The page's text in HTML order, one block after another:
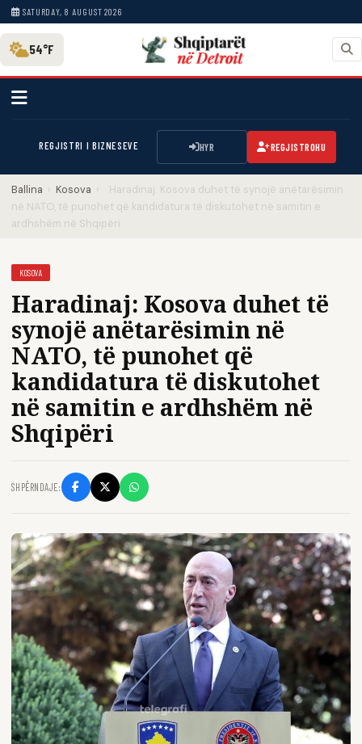
SATURDAY, 8 AUGUST 2026
54°F
REGJISTRI I BIZNESEVE HYR REGJISTROHU
Ballina › Kosova ›
Haradinaj: Kosova duhet të synojë anëtarësimin
në NATO, të punohet që kandidatura të diskutohet në samitin e
ardhshëm në Shqipëri
KOSOVA
Haradinaj: Kosova duhet të
synojë anëtarësimin në
NATO, të punohet që
kandidatura të diskutohet
në samitin e ardhshëm në
Shqipëri
SHPËRNDAJE: